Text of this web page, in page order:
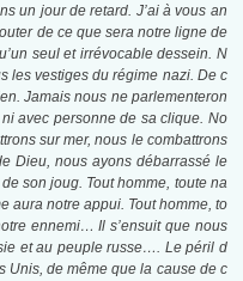
un jour de retard. J’ai à vous an
de ce que sera notre ligne de
seul et irrévocable dessein. N
les vestiges du régime nazi. De c
Jamais nous ne parlementeron
avec personne de sa clique. No
sur mer, nous le combattrons
Dieu, nous ayons débarrassé le
son joug. Tout homme, toute na
aura notre appui. Tout homme, to
ennemi…Il s’ensuit que nous
et au peuple russe…. Le péril d
Unis, de même que la cause de c